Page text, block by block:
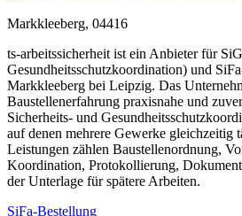
Markkleeberg, 04416
ts-arbeitssicherheit ist ein Anbieter für
Gesundheitsschutzkoordination) und
Markkleeberg bei Leipzig. Das
Baustellenerfahrung praxisnahe und
Sicherheits- und
auf denen mehrere Gewerke gleichzeitig
Leistungen zählen Baustellenordnung,
Koordination, Protokollierung,
der Unterlage für spätere Arbeiten.
SiFa-Bestellung